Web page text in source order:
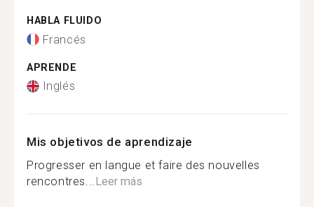
HABLA FLUIDO
Francés
APRENDE
Inglés
Mis objetivos de aprendizaje
Progresser en langue et faire des nouvelles
rencontres...Leer más